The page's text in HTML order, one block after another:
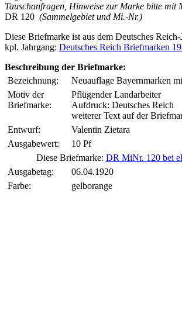
Tauschanfragen, Hinweise zur Marke bitte mit
DR 120 (Sammelgebiet und Mi.-Nr.)
Diese Briefmarke ist aus dem Deutsches
kpl. Jahrgang: Deutsches Reich Briefmarken
Beschreibung der Briefmarke:
Bezeichnung:
Neuauflage Bayernmarken
Motiv der
Briefmarke:
Pflügender Landarbeiter
Aufdruck: Deutsches Reich
weiterer Text auf der
Entwurf:
Valentin Zietara
Ausgabewert:
10 Pf
Diese Briefmarke: DR MiNr. 120 bei
Ausgabetag:
06.04.1920
Farbe:
gelborange